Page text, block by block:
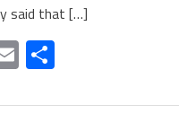
said that […]
Email